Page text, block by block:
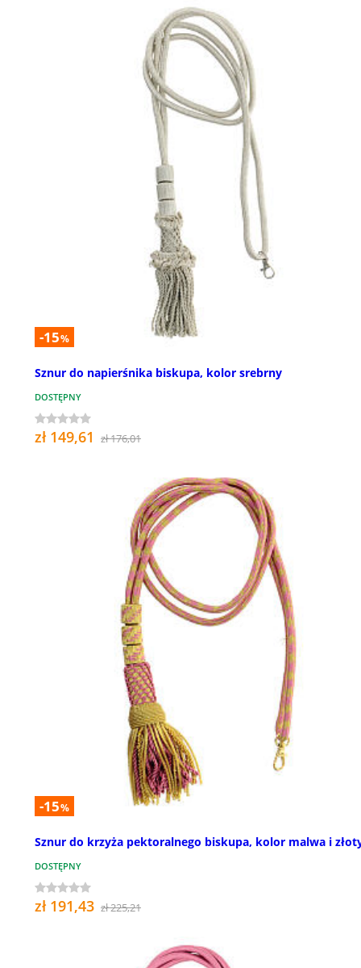
-15%
Sznur do napierśnika biskupa, kolor srebrny
DOSTĘPNY
zł 149,61 zł 176,01
-15%
Sznur do krzyża pektoralnego biskupa, kolor malwa i
DOSTĘPNY
zł 191,43 zł 225,21